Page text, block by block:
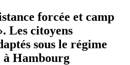
forcée et camp
Les citoyens
sous le régime
à Hambourg